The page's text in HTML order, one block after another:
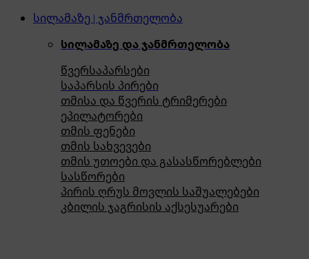
სილამაზე | ჯანმრთელობა
სილამაზე და ჯანმრთელობა
წვერსაპარსები
საპარსის პირები
თმისა და წვერის ტრიმერები
ეპილატორები
თმის ფენები
თმის სახვევები
თმის უთოები და გასასწორებლები
სასწორები
პირის ღრუს მოვლის საშუალებები
კბილის ჯაგრისის აქსესუარები